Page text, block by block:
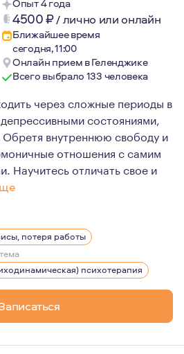
Опыт 4 года
4500₽/лично или онлайн
Ближайшее время
сегодня, 11:00
Онлайн прием в Геленджике
Всего выбрало 133 человека
через сложные периоды в
состояниями,
Обретя внутреннюю свободу и
отношения с самим
Научитесь отличать свое и
терапии,
общества терапии
О. Кернберга и Ф. Йоманса.
EMDR России.
научных конференциях и
и прохожу личную
потеря работы
психотерапия